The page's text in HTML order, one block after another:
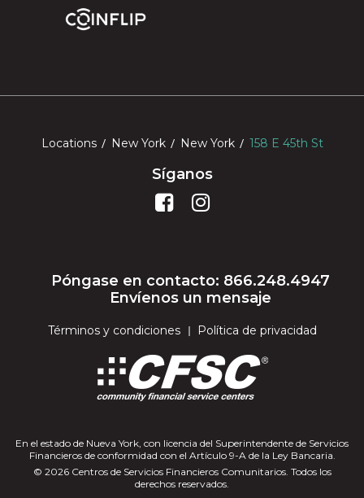
Locations New York New York 158 E 45th St
Síganos
Póngase en contacto: 866.248.4947
Envíenos un mensaje
Términos y condiciones Política de privacidad
En el estado de Nueva York, con licencia del Superintendente de Servicios
Financieros de conformidad con el Artículo 9-A de la Ley Bancaria.
© 2026 Centros de Servicios Financieros Comunitarios. Todos los
derechos reservados.